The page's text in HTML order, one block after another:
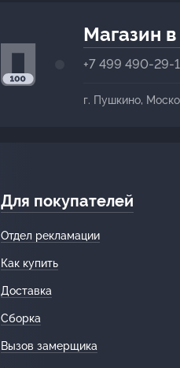
Магазин
+7 499 490-29-
г. Пушкино,
Для покупателей
Отдел рекламации
Как купить
Доставка
Сборка
Вызов замерщика